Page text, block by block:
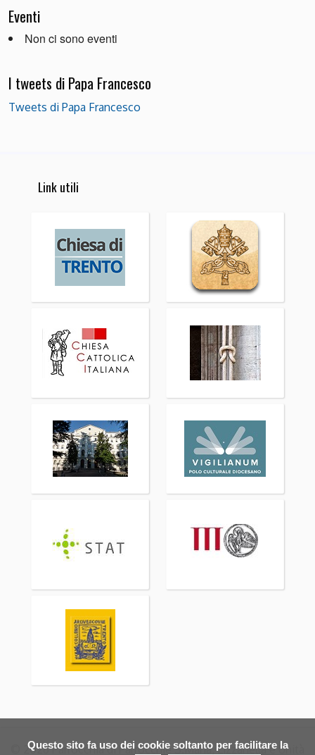
Questo sito fa uso dei cookie soltanto per facilitare la
Eventi
Non ci sono eventi
I tweets di Papa Francesco
Tweets di Papa Francesco
Link utili
© 2026 Parrocchia di Parrocchie S.Maria, Lizzanella e Unità